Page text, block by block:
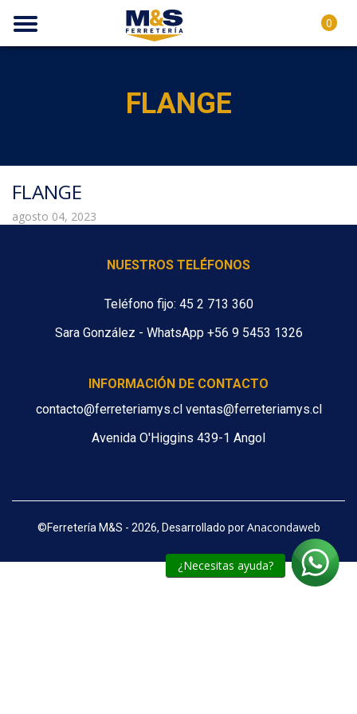
¿Necesitas ayuda?
0
FLANGE
FLANGE
agosto 04, 2023
NUESTROS TELÉFONOS
Teléfono fijo: 45 2 713 360
Sara González - WhatsApp +56 9 5453 1326
INFORMACIÓN DE CONTACTO
contacto@ferreteriamys.cl ventas@ferreteriamys.cl
Avenida O'Higgins 439-1 Angol
©Ferretería M&S - 2026, Desarrollado por Anacondaweb